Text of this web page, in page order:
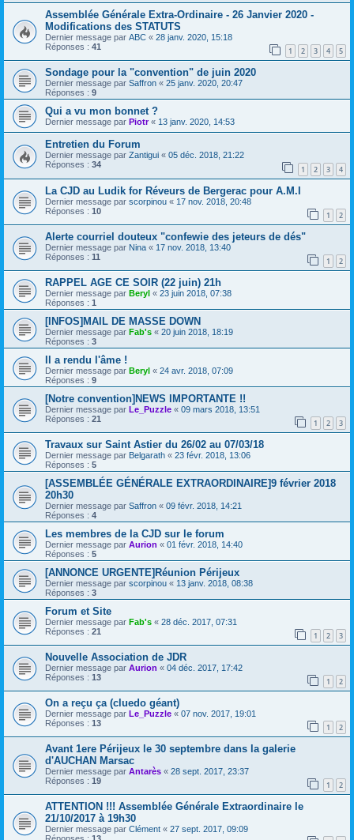
Assemblée Générale Extra-Ordinaire - 26 Janvier 2020 -
Modifications des STATUTS
Dernier message par ABC « 28 janv. 2020, 15:18
Réponses : 41 1 2 3 4 5
Sondage pour la "convention" de juin 2020
Dernier message par Saffron « 25 janv. 2020, 20:47
Réponses : 9
Qui a vu mon bonnet ?
Dernier message par Piotr« 13 janv. 2020, 14:53
Entretien du Forum
Dernier message par Zantigui « 05 déc. 2018, 21:22
Réponses : 34 1 2 3 4
La CJD au Ludik for Réveurs de Bergerac pour A.M.I
Dernier message par scorpinou « 17 nov. 2018, 20:48
Réponses : 10 1 2
Alerte courriel douteux "confewie des jeteurs de dés"
Dernier message par Nina « 17 nov. 2018, 13:40
Réponses : 11 1 2
RAPPEL AGE CE SOIR (22 juin) 21h
Dernier message par Beryl « 23 juin 2018, 07:38
Réponses : 1
[INFOS]MAIL DE MASSE DOWN
Dernier message par Fab's « 20 juin 2018, 18:19
Réponses : 3
Il a rendu l'âme !
Dernier message par Beryl « 24 avr. 2018, 07:09
Réponses : 9
[Notre convention]NEWS IMPORTANTE !!
Dernier message par Le_Puzzle « 09 mars 2018, 13:51
Réponses : 21 1 2 3
Travaux sur Saint Astier du 26/02 au 07/03/18
Dernier message par Belgarath « 23 févr. 2018, 13:06
Réponses : 5
[ASSEMBLÉE GÉNÉRALE EXTRAORDINAIRE]9 février 2018
20h30
Dernier message par Saffron « 09 févr. 2018, 14:21
Réponses : 4
Les membres de la CJD sur le forum
Dernier message par Aurion « 01 févr. 2018, 14:40
Réponses : 5
[ANNONCE URGENTE]Réunion Périjeux
Dernier message par scorpinou « 13 janv. 2018, 08:38
Réponses : 3
Forum et Site
Dernier message par Fab's « 28 déc. 2017, 07:31
Réponses : 21 1 2 3
Nouvelle Association de JDR
Dernier message par Aurion « 04 déc. 2017, 17:42
Réponses : 13 1 2
On a reçu ça (cluedo géant)
Dernier message par Le_Puzzle « 07 nov. 2017, 19:01
Réponses : 13 1 2
Avant 1ere Périjeux le 30 septembre dans la galerie
d'AUCHAN Marsac
Dernier message par Antarès « 28 sept. 2017, 23:37
Réponses : 19 1 2
ATTENTION !!! Assemblée Générale Extraordinaire le
21/10/2017 à 19h30
Dernier message par Clément « 27 sept. 2017, 09:09